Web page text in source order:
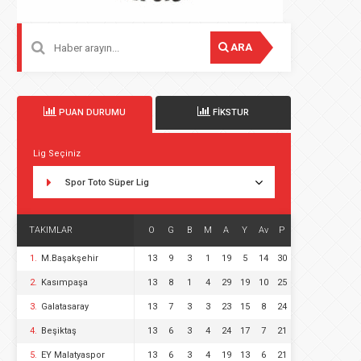
ARA
PUAN DURUMU FİKSTUR
Lig Seçiniz
Spor Toto Süper Lig
TAKIMLAR O G B M A Y Av P
1. M.Başakşehir 13 9 3 1 19 5 14 30
2. Kasımpaşa 13 8 1 4 29 19 10 25
3. Galatasaray 13 7 3 3 23 15 8 24
4. Beşiktaş 13 6 3 4 24 17 7 21
5. EY Malatyaspor 13 6 3 4 19 13 6 21